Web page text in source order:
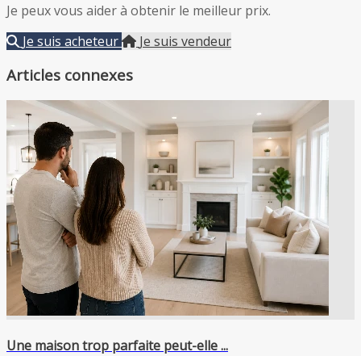
Je peux vous aider à obtenir le meilleur prix.
Je suis acheteur
Je suis vendeur
Articles connexes
Une maison trop parfaite peut-elle ...